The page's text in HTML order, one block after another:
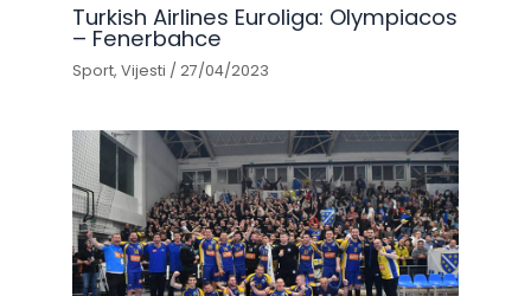
Turkish Airlines Euroliga: Olympiacos
– Fenerbahce
Sport,Vijesti /27/04/2023